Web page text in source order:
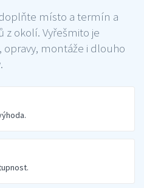
místo a termín a
okolí. Vyřešmito je
montáže i dlouho